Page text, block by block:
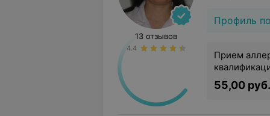
Профиль
13 отзывов
4.4
Прием
55,00 руб.